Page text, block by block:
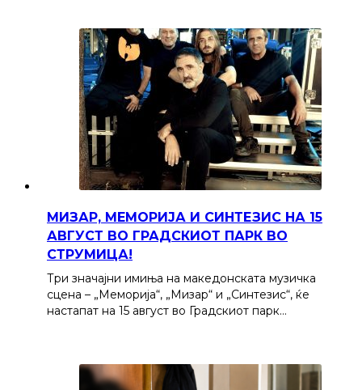
МИЗАР, МЕМОРИЈА И СИНТЕЗИС НА 15
АВГУСТ ВО ГРАДСКИОТ ПАРК ВО
СТРУМИЦА!
Три значајни имиња на македонската музичка
сцена – „Меморија“, „Мизар“ и „Синтезис“, ќе
настапат на 15 август во Градскиот парк…